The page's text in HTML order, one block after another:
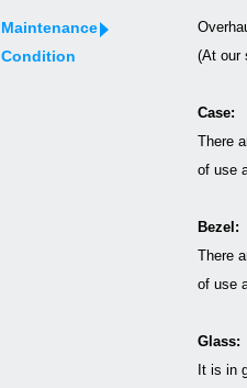
Maintenance
Condition
(At our
Case:
There
of use
Bezel:
There
of use
Glass:
It is in